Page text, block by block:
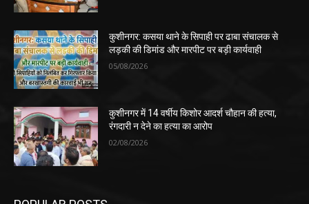
कुशीनगर: कसया थाने के सिपाही पर ढाबा संचालक से
लड़की की डिमांड और मारपीट पर बड़ी कार्यवाही
05/08/2026
कुशीनगर में 14 वर्षीय किशोर आदर्श चौहान की हत्या,
रंगदारी न देने का हत्या का आरोप
02/08/2026